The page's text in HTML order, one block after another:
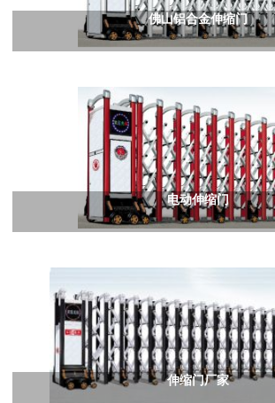
佛山铝合金伸缩门
电动伸缩门
伸缩门厂家